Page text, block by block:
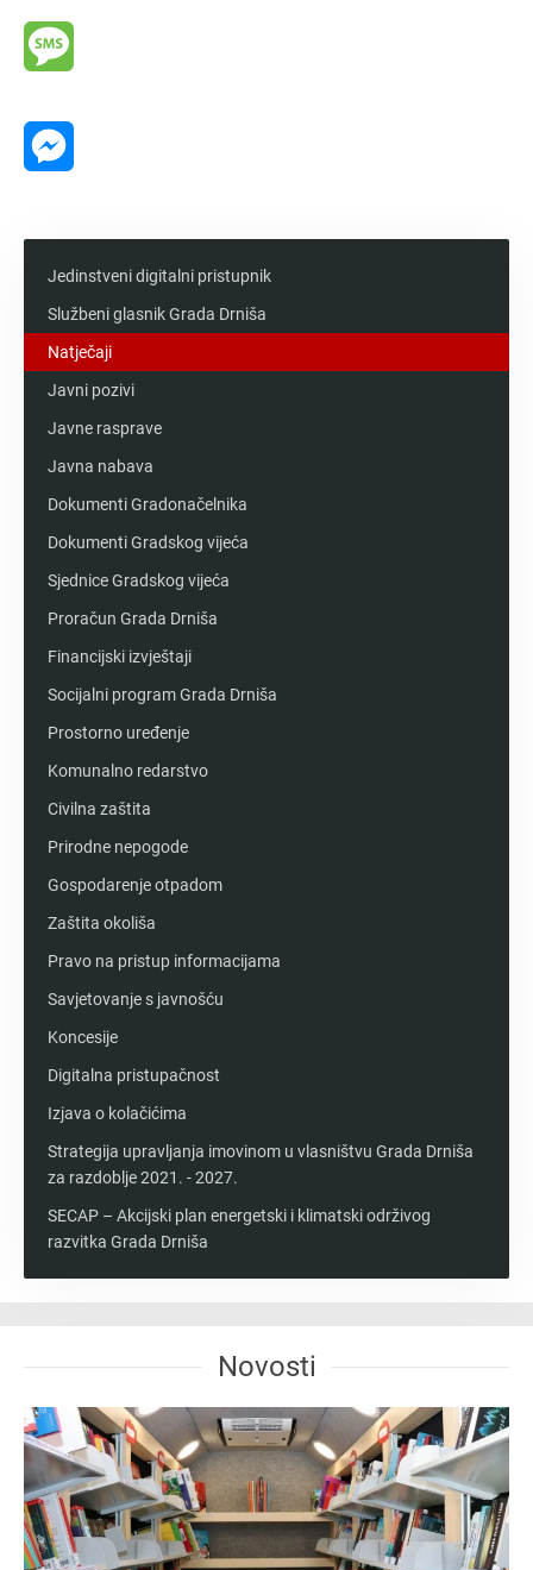
Jedinstveni digitalni pristupnik
Službeni glasnik Grada Drniša
Natječaji
Javni pozivi
Javne rasprave
Javna nabava
Dokumenti Gradonačelnika
Dokumenti Gradskog vijeća
Sjednice Gradskog vijeća
Proračun Grada Drniša
Financijski izvještaji
Socijalni program Grada Drniša
Prostorno uređenje
Komunalno redarstvo
Civilna zaštita
Prirodne nepogode
Gospodarenje otpadom
Zaštita okoliša
Pravo na pristup informacijama
Savjetovanje s javnošću
Koncesije
Digitalna pristupačnost
Izjava o kolačićima
Strategija upravljanja imovinom u vlasništvu Grada Drniša
za razdoblje 2021. - 2027.
SECAP – Akcijski plan energetski i klimatski održivog
razvitka Grada Drniša
Novosti